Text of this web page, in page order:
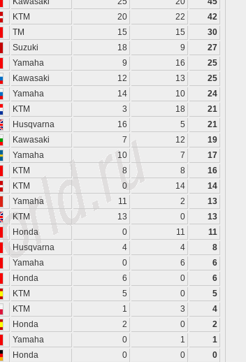
KTM 20 22
42
TM 15 15
30
Suzuki 18 9
27
Yamaha 9 16
25
Kawasaki 12 13
25
Yamaha 14 10
24
KTM 3 18
21
Husqvarna 16 5
21
Kawasaki 7 12
19
Yamaha 10 7
17
KTM 8 8
16
KTM 0 14
14
Yamaha 11 2
13
KTM 13 0
13
Honda 0 11
11
Husqvarna 4 4
8
Yamaha 0 6
6
Honda 6 0
6
KTM 5 0
5
KTM 1 3
4
Honda 2 0
2
Yamaha 0 1
1
Honda 0 0
0